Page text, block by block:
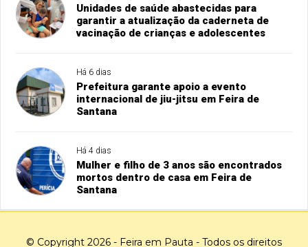
Unidades de saúde abastecidas para
garantir a atualização da caderneta de
vacinação de crianças e adolescentes
Há 6 dias
Prefeitura garante apoio a evento
internacional de jiu-jitsu em Feira de
Santana
Há 4 dias
Mulher e filho de 3 anos são encontrados
mortos dentro de casa em Feira de
Santana
© Copyright 2026 - Feira em Pauta - Todos os direitos